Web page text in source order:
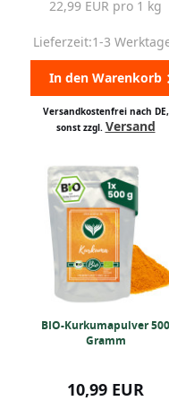
22,99 EUR pro 1 kg
Lieferzeit:1-3
In den Warenkorb
Versandkostenfrei nach DE,
sonst zzgl. Versand
BIO-Kurkumapulver 500
Gramm
10,99 EUR